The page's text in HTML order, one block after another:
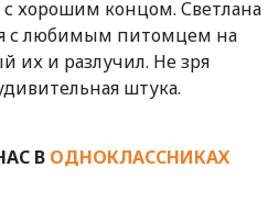
с хорошим концом. Светлана
с любимым питомцем на
их и разлучил. Не зря
штука.
В ОДНОКЛАССНИКАХ